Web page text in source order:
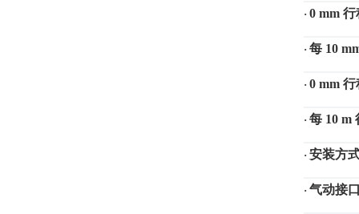
· 0 mm
· 每 10
· 0 mm
· 每 10 m
· 安装方
· 气动接